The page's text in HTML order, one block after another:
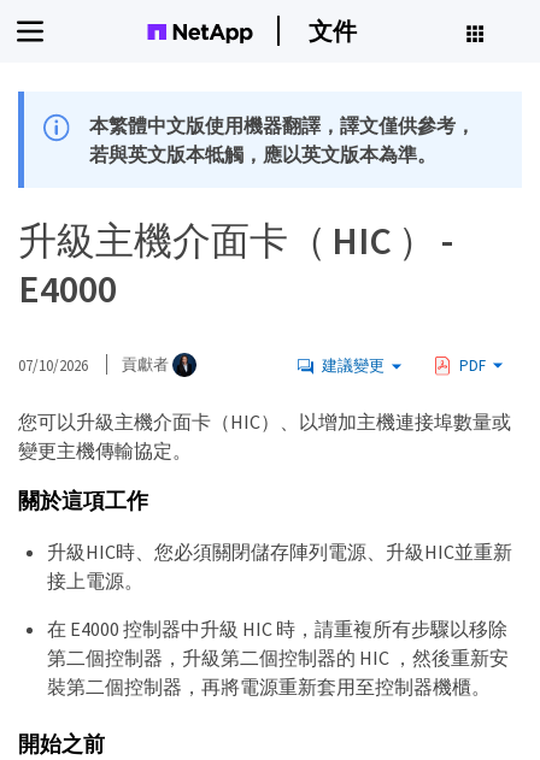
文件
本繁體中文版使用機器翻譯，譯文僅供參考，
若與英文版本牴觸，應以英文版本為準。
升級主機介面卡（ HIC ） -
E4000
07/10/2026 貢獻者 建議變更 PDF
您可以升級主機介面卡（HIC）、以增加主機連接埠數量或
變更主機傳輸協定。
關於這項工作
升級HIC時、您必須關閉儲存陣列電源、升級HIC並重新
接上電源。
在 E4000 控制器中升級 HIC 時，請重複所有步驟以移除
第二個控制器，升級第二個控制器的 HIC ，然後重新安
裝第二個控制器，再將電源重新套用至控制器機櫃。
開始之前